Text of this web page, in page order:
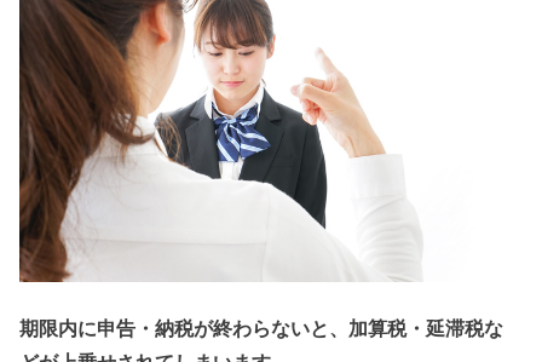
期限内に申告・納税が終わらないと、加算税・延滞税な